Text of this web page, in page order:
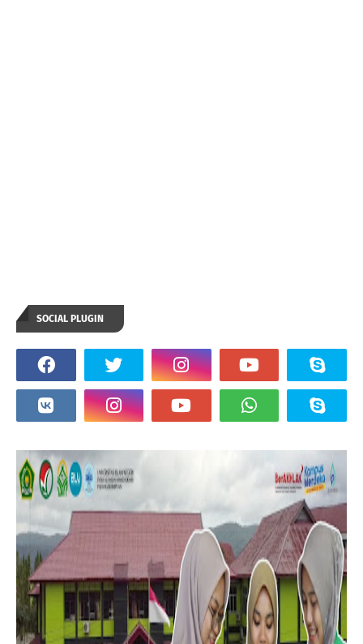
SOCIAL PLUGIN